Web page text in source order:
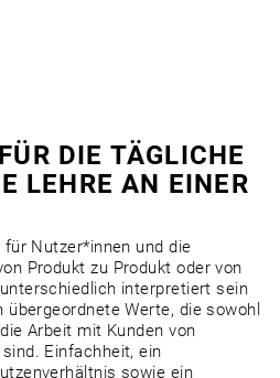
DIE TÄGLICHE
LEHRE AN EINER
Nutzer*innen und die
Produkt zu Produkt oder von
interpretiert sein
Werte, die sowohl
Arbeit mit Kunden von
Einfachheit, ein
sowie ein